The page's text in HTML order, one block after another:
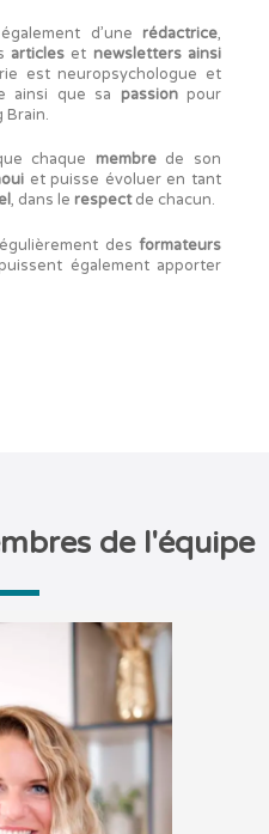
d’une rédactrice,
articleset newsletters ainsi
est neuropsychologue et
ainsi que sa passion pour
Brain.
chaque membre de son
et puisse évoluer en tant
, dans le respectde chacun.
des formateurs
également apporter
de l'équipe